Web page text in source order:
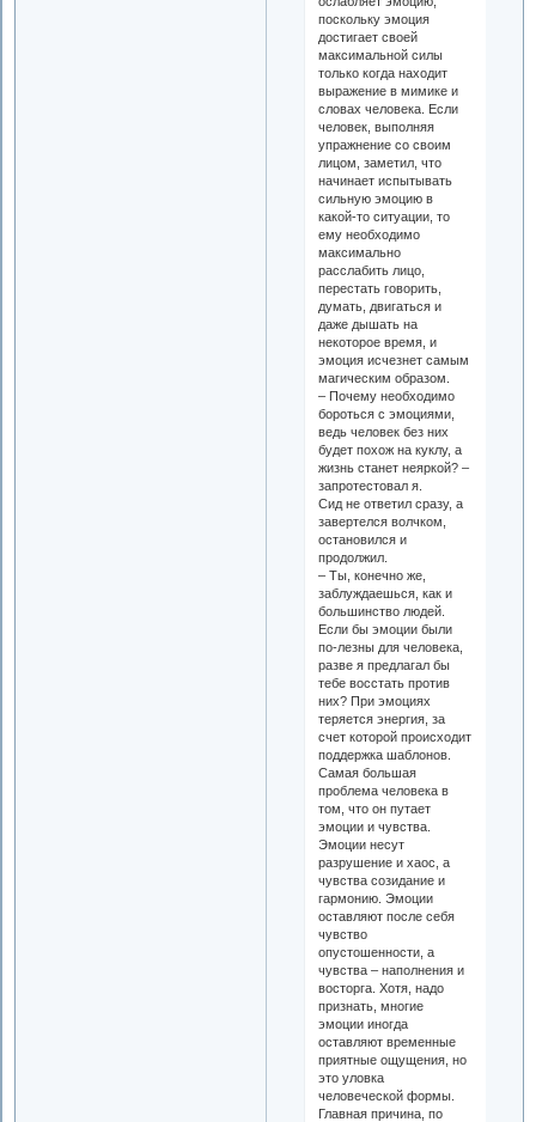
поскольку эмоция
достигает своей
максимальной силы
только когда находит
выражение в мимике и
словах человека. Если
человек, выполняя
упражнение со своим
лицом, заметил, что
начинает испытывать
сильную эмоцию в
какой-то ситуации, то
ему необходимо
максимально
расслабить лицо,
перестать говорить,
думать, двигаться и
даже дышать на
некоторое время, и
эмоция исчезнет самым
магическим образом.
– Почему необходимо
бороться с эмоциями,
ведь человек без них
будет похож на куклу, а
жизнь станет неяркой? –
запротестовал я.
Сид не ответил сразу, а
завертелся волчком,
остановился и
продолжил.
– Ты, конечно же,
заблуждаешься, как и
большинство людей.
Если бы эмоции были
по-лезны для человека,
разве я предлагал бы
тебе восстать против
них? При эмоциях
теряется энергия, за
счет которой происходит
поддержка шаблонов.
Самая большая
проблема человека в
том, что он путает
эмоции и чувства.
Эмоции несут
разрушение и хаос, а
чувства созидание и
гармонию. Эмоции
оставляют после себя
чувство
опустошенности, а
чувства – наполнения и
восторга. Хотя, надо
признать, многие
эмоции иногда
оставляют временные
приятные ощущения, но
это уловка
человеческой формы.
Главная причина, по